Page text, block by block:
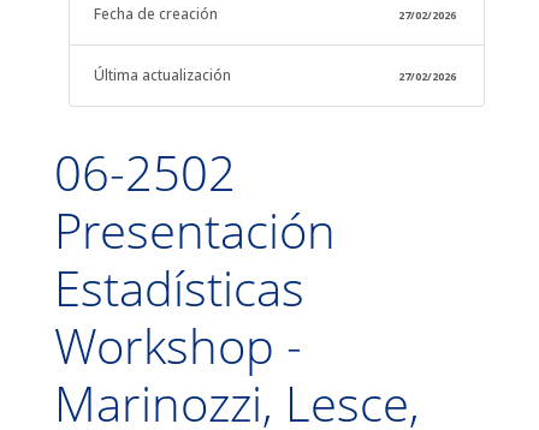
Fecha de creación 27/02/2026
Última actualización 27/02/2026
06-2502
Presentación
Estadísticas
Workshop -
Marinozzi, Lesce,